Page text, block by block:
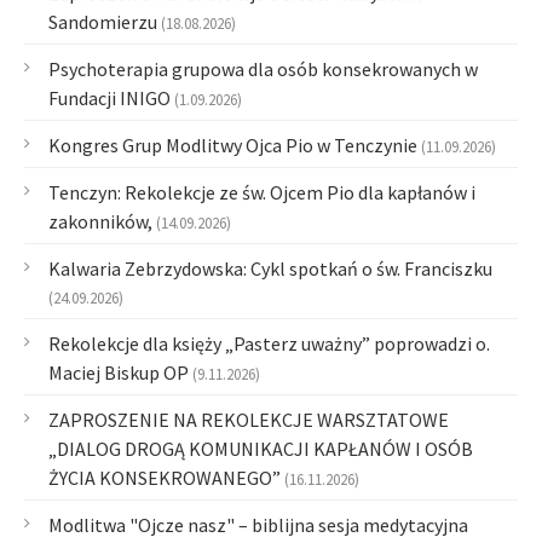
Sandomierzu (18.08.2026)
Psychoterapia grupowa dla osób konsekrowanych w
Fundacji INIGO (1.09.2026)
Kongres Grup Modlitwy Ojca Pio w Tenczynie (11.09.2026)
Tenczyn: Rekolekcje ze św. Ojcem Pio dla kapłanów i
zakonników, (14.09.2026)
Kalwaria Zebrzydowska: Cykl spotkań o św. Franciszku
(24.09.2026)
Rekolekcje dla księży „Pasterz uważny” poprowadzi o.
Maciej Biskup OP (9.11.2026)
ZAPROSZENIE NA REKOLEKCJE WARSZTATOWE
„DIALOG DROGĄ KOMUNIKACJI KAPŁANÓW I OSÓB
ŻYCIA KONSEKROWANEGO” (16.11.2026)
Modlitwa "Ojcze nasz" – biblijna sesja medytacyjna